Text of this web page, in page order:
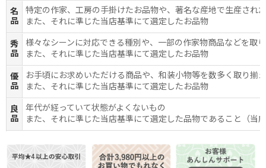
名
品
特定の作家、工房の手掛けたお品物や、著名な産地で生産され
また、それに準じた当店基準にて選定したお品物
秀
品
様々なシーンに対応できる種別や、一部の作家物商品などを取
また、それに準じた当店基準にて選定したお品物
優
品
お手頃にお求めいただける商品や、和装小物等を数多く取り揃
また、それに準じた当店基準にて選定したお品物
良
品
年代が経っていて状態がよくないもの
また、それに準じた当店基準にて選定した品物であること（当